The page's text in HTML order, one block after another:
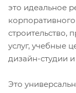
это идеальное
корпоративного
строительство,
услуг, учебные
дизайн-студии и
Это